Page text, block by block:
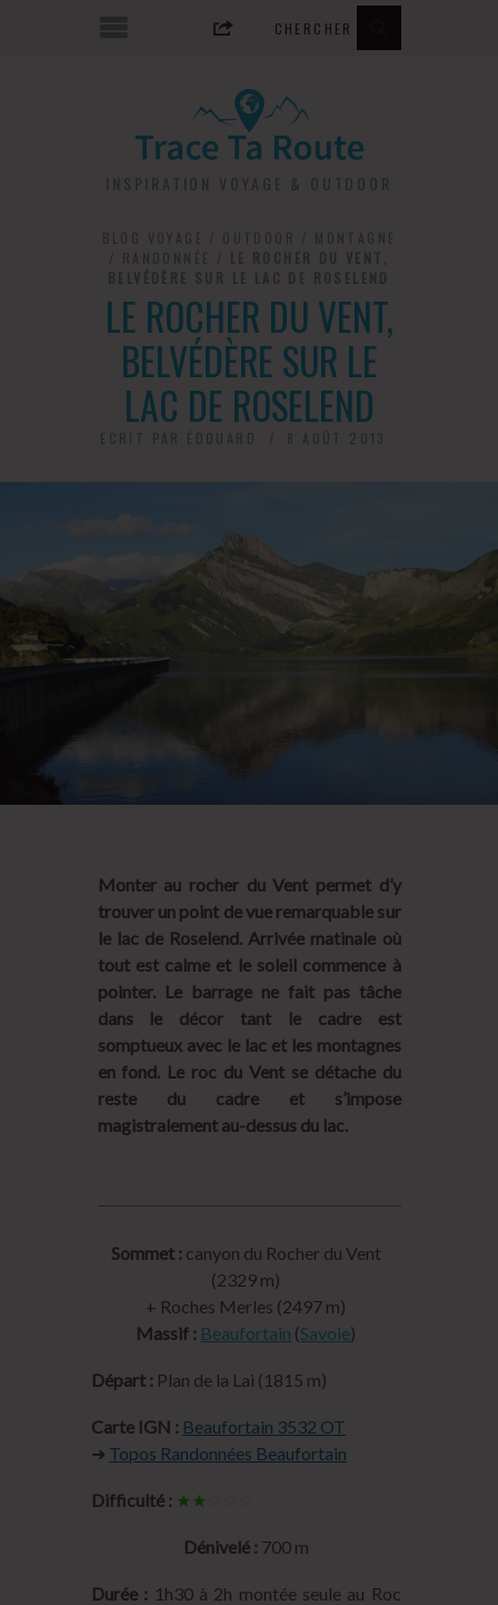
LE ROCHER DU VENT,
BELVÉDÈRE SUR LE
LAC DE ROSELEND
Monter au rocher du Vent permet d’y
trouver un point de vue remarquable sur
le lac de Roselend. Arrivée matinale où
tout est calme et le soleil commence à
pointer. Le barrage ne fait pas tâche
dans le décor tant le cadre est
somptueux avec le lac et les montagnes
en fond. Le roc du Vent se détache du
reste du cadre et s’impose
magistralement au-dessus du lac.
Sommet : canyon du Rocher du Vent
(2329 m)
+ Roches Merles (2497 m)
Massif : Beaufortain (Savoie)
Départ : Plan de la Lai (1815 m)
Carte IGN : Beaufortain 3532 OT
➜ Topos Randonnées Beaufortain
Difficulté : ★★
Dénivelé : 700 m
Durée : 1h30 à 2h montée seule au Roc